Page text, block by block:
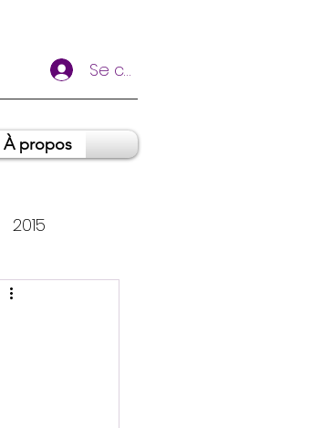
Se connecter
À propos
2015